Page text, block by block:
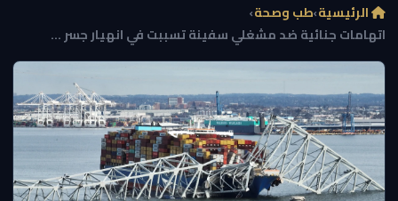
الرئيسية›طب وصحة›
اتهامات جنائية ضد مشغلي سفينة تسببت في انهيار جسر ...